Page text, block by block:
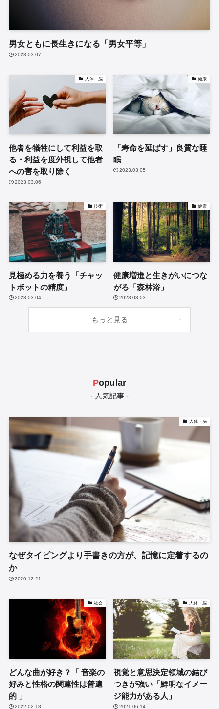
男女ともに長生きになる「男女平等」
2023.03.07
人体・脳
他者を犠牲にして利益を取
る・利益を度外視して他者
への害を取り除く
2023.03.06
健康
「寿命を延ばす」良質な睡
眠
2023.03.05
技術
見極める力を養う「チャッ
トボットの精度」
2023.03.04
健康
健康増進と生きがいにつな
がる「森林浴」
2023.03.03
もっと見る
Popular
- 人気記事 -
人体・脳
なぜタイピングより手書きの方が、記憶に定着するの
か
2020.12.21
社会
どんな曲が好き？「 音楽の
好みと性格の関連性は普遍
的 」
2022.02.18
人体・脳
視覚と意思決定領域の結び
つきが強い「鮮明なイメー
ジ能力がある人」
2021.06.14